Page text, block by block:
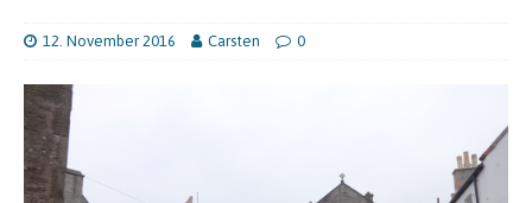
12. November 2016 Carsten 0